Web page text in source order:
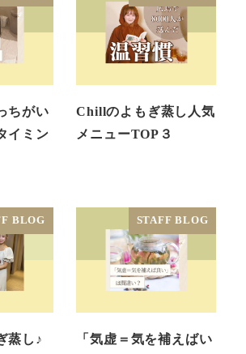
ちがい
イミン
Chillのよもぎ蒸し人気
メニューTOP３
BLOG
蒸し♪
STAFF BLOG
「気虚＝気を補えばい